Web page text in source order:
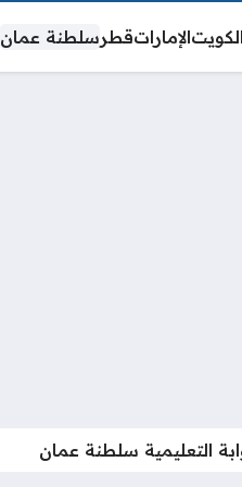
الكويتالإماراتقطرسلطنة عمان
التعليمية سلطنة عمان